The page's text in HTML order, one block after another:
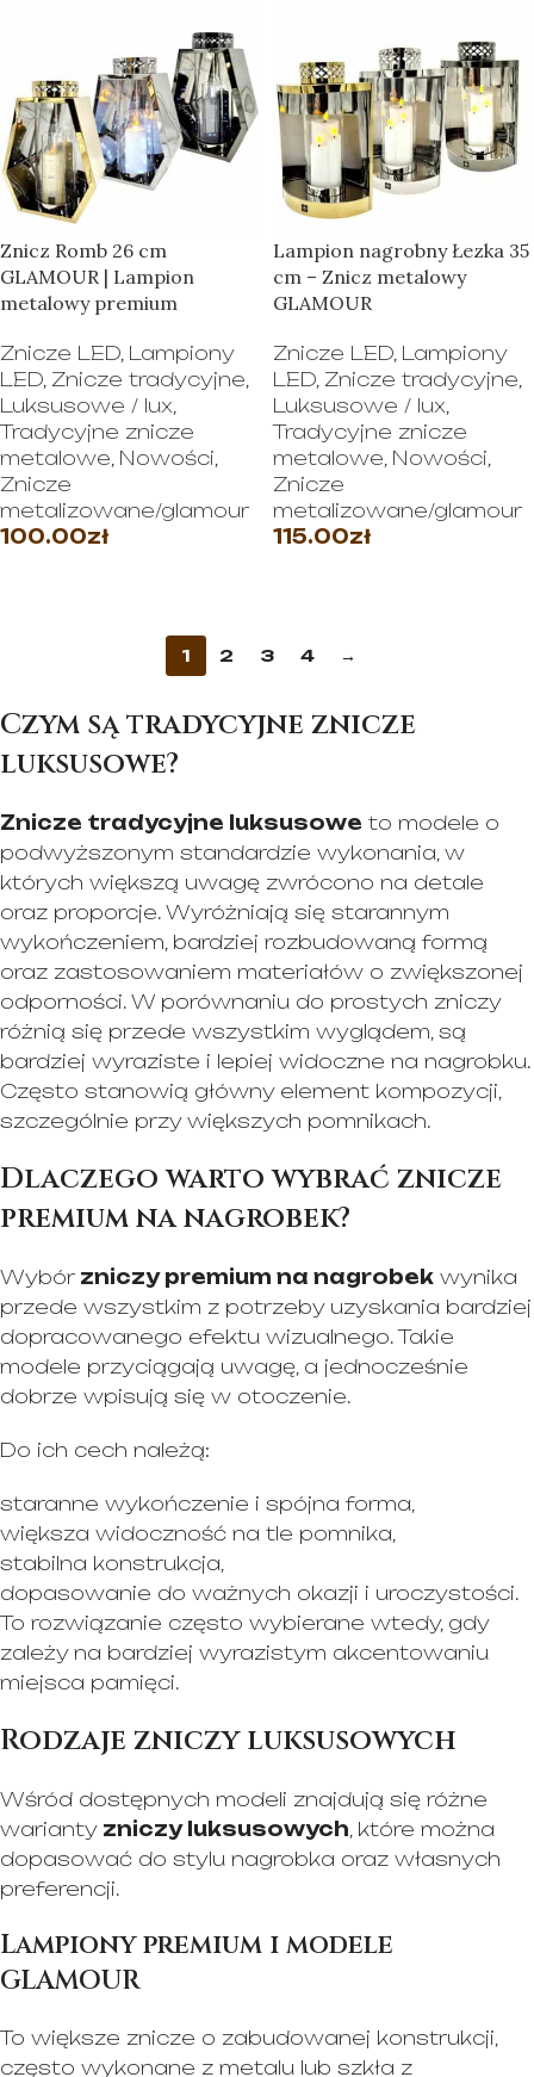
Znicz Romb 26 cm
GLAMOUR | Lampion
metalowy premium
Znicze LED, Lampiony
LED, Znicze tradycyjne,
Luksusowe / lux,
Tradycyjne znicze
metalowe, Nowości,
Znicze
metalizowane/glamour
100.00zł
Lampion nagrobny Łezka 35
cm – Znicz metalowy
GLAMOUR
Znicze LED, Lampiony
LED, Znicze tradycyjne,
Luksusowe / lux,
Tradycyjne znicze
metalowe, Nowości,
Znicze
metalizowane/glamour
115.00zł
1 2 3 4 →
Czym są tradycyjne znicze
luksusowe?
Znicze tradycyjne luksusowe to modele o
podwyższonym standardzie wykonania, w
których większą uwagę zwrócono na detale
oraz proporcje. Wyróżniają się starannym
wykończeniem, bardziej rozbudowaną formą
oraz zastosowaniem materiałów o zwiększonej
odporności. W porównaniu do prostych zniczy
różnią się przede wszystkim wyglądem, są
bardziej wyraziste i lepiej widoczne na nagrobku.
Często stanowią główny element kompozycji,
szczególnie przy większych pomnikach.
Dlaczego warto wybrać znicze
premium na nagrobek?
Wybór zniczy premium na nagrobek wynika
przede wszystkim z potrzeby uzyskania bardziej
dopracowanego efektu wizualnego. Takie
modele przyciągają uwagę, a jednocześnie
dobrze wpisują się w otoczenie.
Do ich cech należą:
staranne wykończenie i spójna forma,
większa widoczność na tle pomnika,
stabilna konstrukcja,
dopasowanie do ważnych okazji i uroczystości.
To rozwiązanie często wybierane wtedy, gdy
zależy na bardziej wyrazistym akcentowaniu
miejsca pamięci.
Rodzaje zniczy luksusowych
Wśród dostępnych modeli znajdują się różne
warianty zniczy luksusowych, które można
dopasować do stylu nagrobka oraz własnych
preferencji.
Lampiony premium i modele
GLAMOUR
To większe znicze o zabudowanej konstrukcji,
często wykonane z metalu lub szkła z